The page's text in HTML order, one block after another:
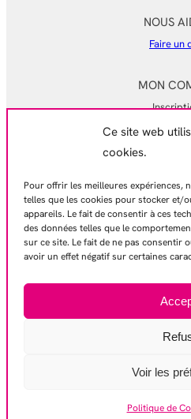
Ce site web
cookies.
Pour offrir les meilleures expériences,
telles que les cookies pour stocker et/
appareils. Le fait de consentir à ces
des données telles que le
sur ce site. Le fait de ne pas consentir
avoir un effet négatif sur certaines
Voir les
Politique de
NOUS
Faire un
MON
Mon
Mes
EN
Mentions
Conditions
Politique de